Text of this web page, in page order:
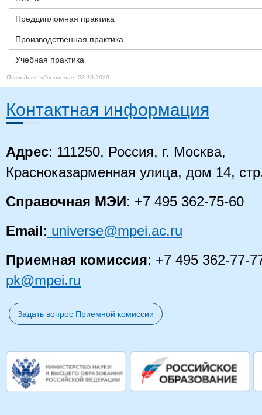
28.10.2020
28.10.2020
28.10.2020
Преддипломная практика
28.10.2020
Производственная практика
28.10.2020
Учебная практика
28.10.2020
Контактная информация
Адрес: 111250, Россия, г. Москва,
Красноказарменная улица, дом 14,
Справочная МЭИ: +7 495 362-75-60
Email: universe@mpei.ac.ru
Приемная комиссия: +7 495 362-77-
pk@mpei.ru
Задать вопрос Приёмной комиссии